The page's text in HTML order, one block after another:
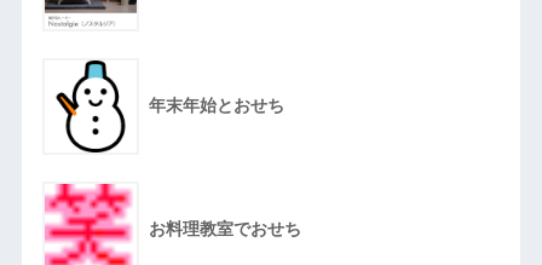
年末年始とおせち
お料理教室でおせち